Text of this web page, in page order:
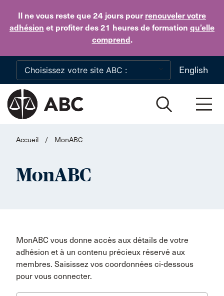
Il ne vous reste que 24 jours pour renouveler votre
adhésion et profiter des 21 heures de formation qu’elle
comprend.
Skip to main content
English
Accueil / MonABC
MonABC
MonABC vous donne accès aux détails de votre
adhésion et à un contenu précieux réservé aux
membres. Saisissez vos coordonnées ci-dessous
pour vous connecter.